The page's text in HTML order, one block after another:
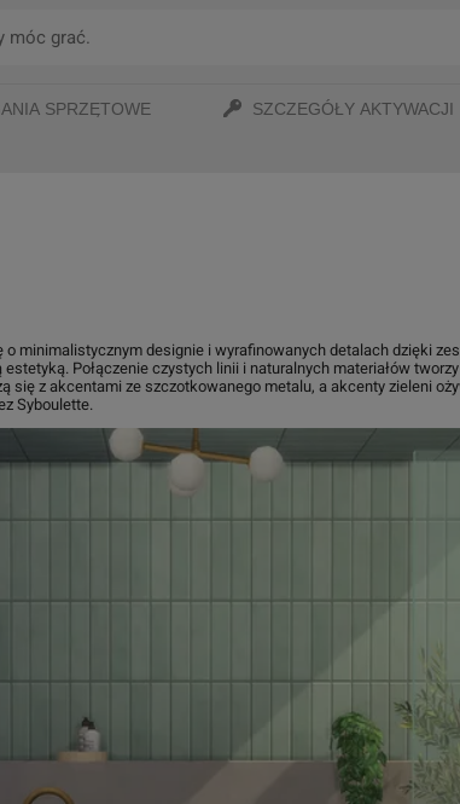
móc grać.
SPRZĘTOWE SZCZEGÓŁY AKTYWACJI
minimalistycznym designie i wyrafinowanych detalach dzięki
Połączenie czystych linii i naturalnych materiałów
się z akcentami ze szczotkowanego metalu, a akcenty zieleni
Syboulette.